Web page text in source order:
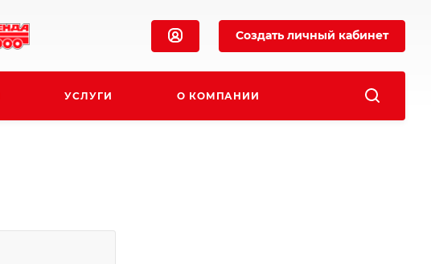
Создать личный кабинет
УСЛУГИ О КОМПАНИИ